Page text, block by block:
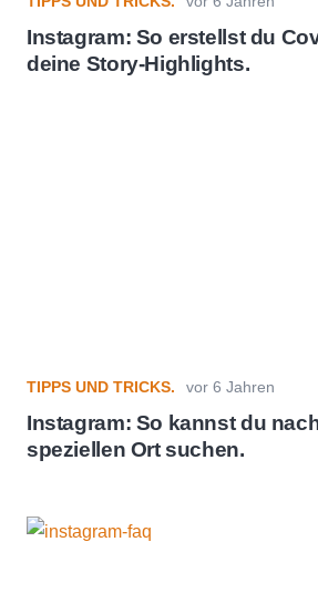
Instagram: So erstellst du
deine Story-Highlights.
TIPPS UND TRICKS. vor 6 Jahren
Instagram: So kannst du
speziellen Ort suchen.